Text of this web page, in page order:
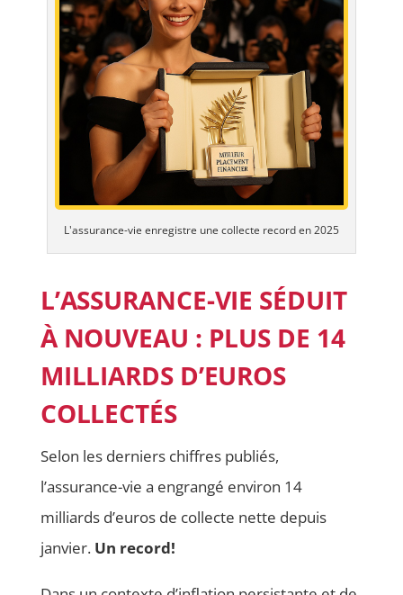
L'assurance-vie enregistre une collecte record en 2025
L’ASSURANCE-VIE SÉDUIT
À NOUVEAU : PLUS DE 14
MILLIARDS D’EUROS
COLLECTÉS
Selon les derniers chiffres publiés,
l’assurance-vie a engrangé environ 14
milliards d’euros de collecte nette depuis
janvier. Un record!